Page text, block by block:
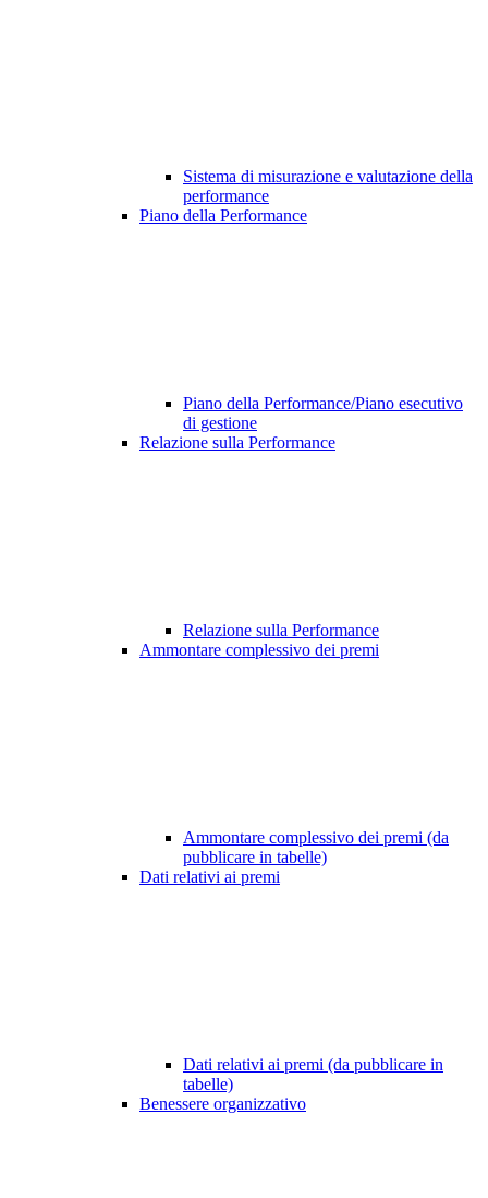
Sistema di misurazione e valutazione della
performance
Piano della Performance
Piano della Performance/Piano esecutivo
di gestione
Relazione sulla Performance
Relazione sulla Performance
Ammontare complessivo dei premi
Ammontare complessivo dei premi (da
pubblicare in tabelle)
Dati relativi ai premi
Dati relativi ai premi (da pubblicare in
tabelle)
Benessere organizzativo